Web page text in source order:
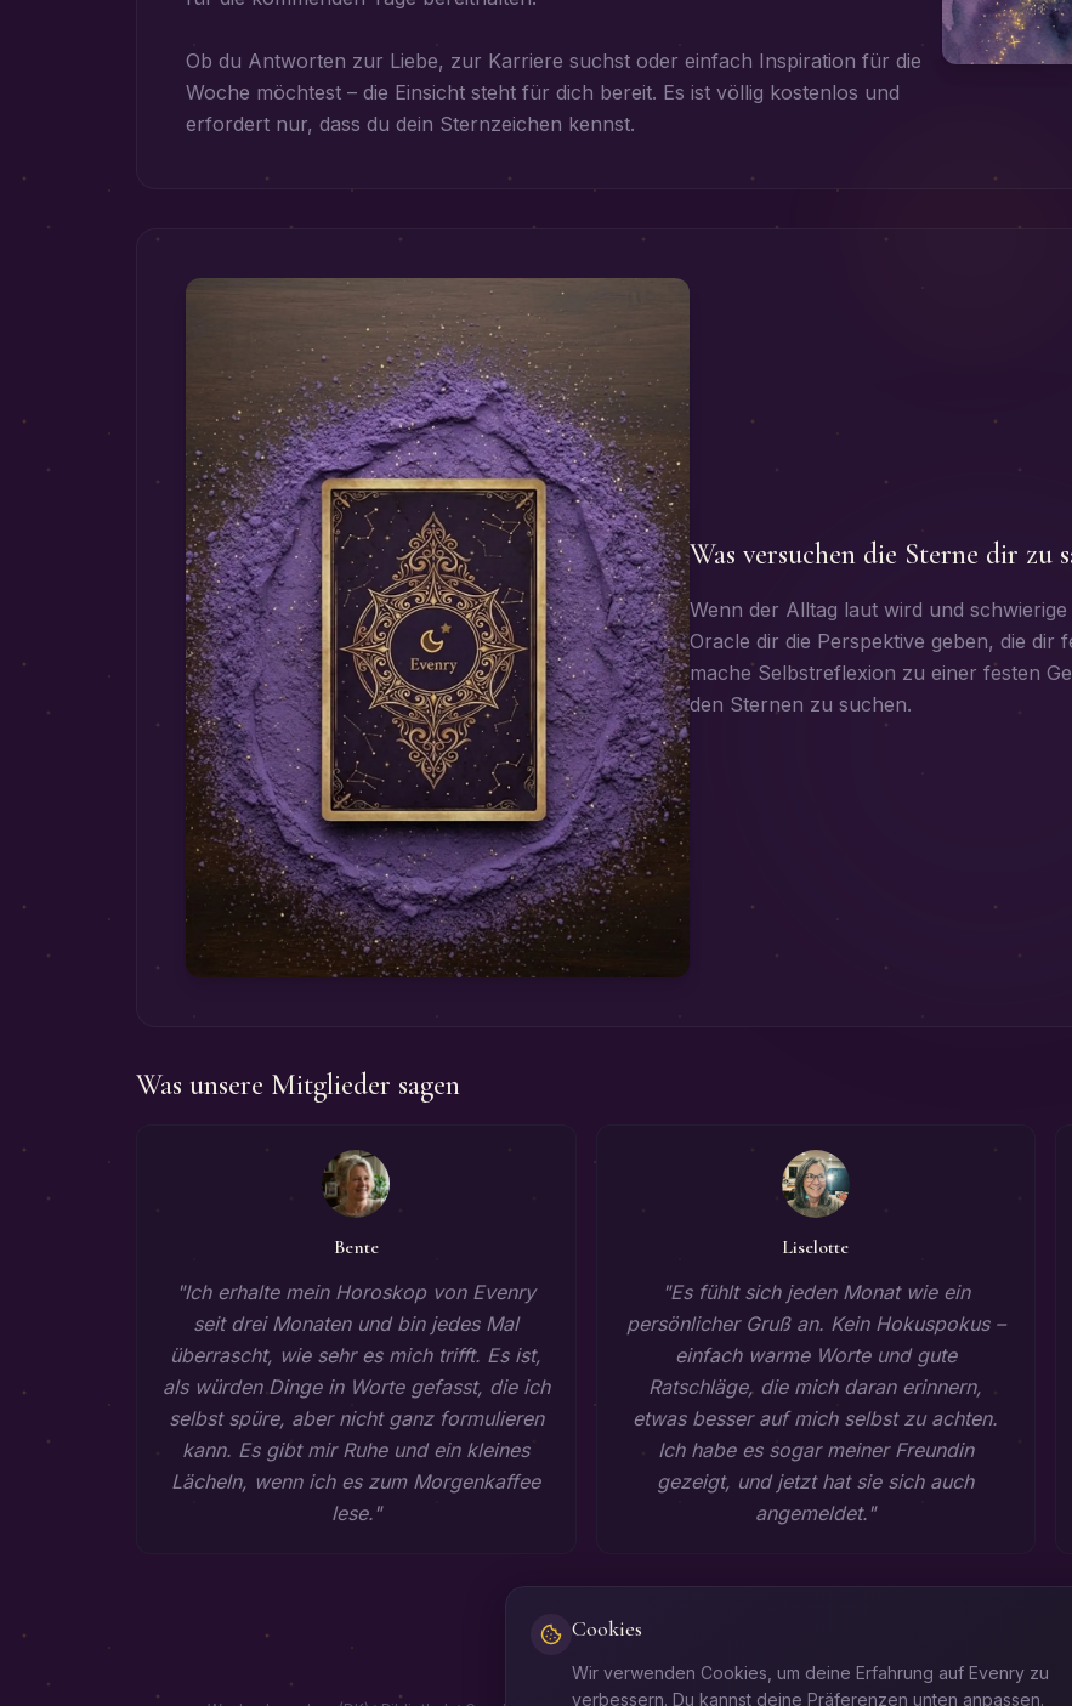
Ob du Antworten zur Liebe, zur Karriere suchst oder einfach Inspiration für die
Woche möchtest – die Einsicht steht für dich bereit. Es ist völlig kostenlos und
erfordert nur, dass du dein Sternzeichen kennst.
Was versuchen die Sterne dir zu
Wenn der Alltag laut wird und
Oracle dir die Perspektive geben, die dir
mache Selbstreflexion zu einer festen
den Sternen zu suchen.
Was unsere Mitglieder sagen
Bente
"Ich erhalte mein Horoskop von Evenry
seit drei Monaten und bin jedes Mal
überrascht, wie sehr es mich trifft. Es ist,
als würden Dinge in Worte gefasst, die ich
selbst spüre, aber nicht ganz formulieren
kann. Es gibt mir Ruhe und ein kleines
Lächeln, wenn ich es zum Morgenkaffee
lese."
Liselotte
"Es fühlt sich jeden Monat wie ein
persönlicher Gruß an. Kein Hokuspokus –
einfach warme Worte und gute
Ratschläge, die mich daran erinnern,
etwas besser auf mich selbst zu achten.
Ich habe es sogar meiner Freundin
gezeigt, und jetzt hat sie sich auch
angemeldet."
Cookies
Wir verwenden Cookies, um deine Erfahrung auf Evenry zu
verbessern. Du kannst deine Präferenzen unten anpassen.